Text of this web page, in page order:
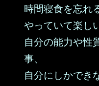
時間寝食を忘れ
やっていて楽し
自分の能力や性
事、
自分にしかでき